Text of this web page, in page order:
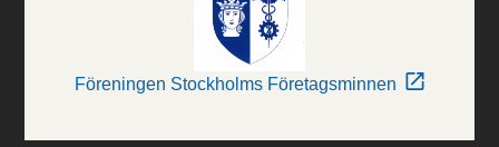
Föreningen Stockholms Företagsminnen